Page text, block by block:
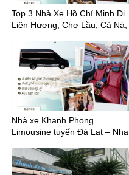
Top 3 Nhà Xe Hồ Chí Minh Đi
Liên Hương, Chợ Lầu, Cà Ná,
Nhà xe Khanh Phong
Limousine tuyến Đà Lạt – Nha